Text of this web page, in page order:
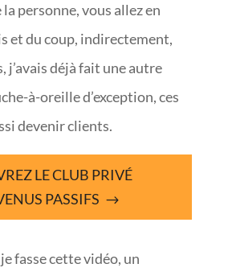
personne, vous allez en
et du coup, indirectement,
j’avais déjà fait une autre
à-oreille d’exception, ces
devenir clients.
LE CLUB PRIVÉ
PASSIFS
fasse cette vidéo, un